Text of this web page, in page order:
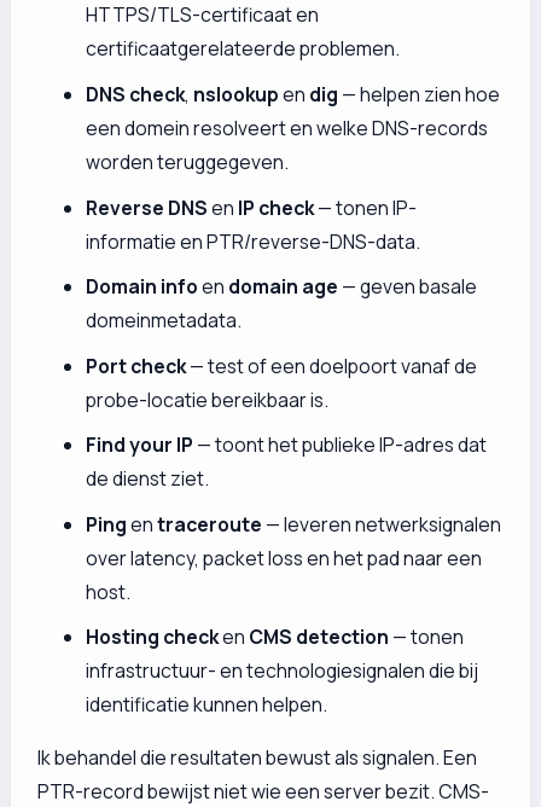
HTTPS/TLS-certificaat en
certificaatgerelateerde problemen.
DNS check, nslookupen dig — helpen zien hoe
een domein resolveert en welke DNS-records
worden teruggegeven.
Reverse DNSen IP check— tonen IP-
informatie en PTR/reverse-DNS-data.
Domain infoen domain age — geven basale
domeinmetadata.
Port check— test of een doelpoort vanaf de
probe-locatie bereikbaar is.
Find your IP — toont het publieke IP-adres dat
de dienst ziet.
Pingentraceroute — leveren netwerksignalen
over latency, packet loss en het pad naar een
host.
Hosting checken CMS detection — tonen
infrastructuur- en technologiesignalen die bij
identificatie kunnen helpen.
Ik behandel die resultaten bewust als signalen. Een
PTR-record bewijst niet wie een server bezit. CMS-